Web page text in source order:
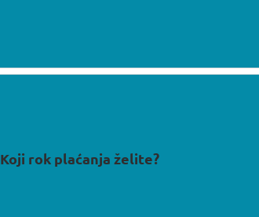
Koji rok plaćanja želite?